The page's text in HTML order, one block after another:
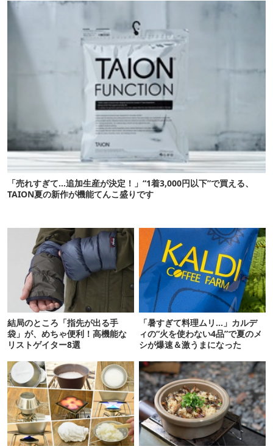
「売れすぎて…追加生産が決定！」“1着3,000円以下”で買える、
TAION夏の新作が機能てんこ盛りです
結局のところ「指先が出る手
袋」が、めちゃ便利！高機能な
リストゲイター8選
「暑すぎて料理ムリ…」カルデ
ィの“火を使わない4品”で夏のメ
シが爆速＆激うまになった